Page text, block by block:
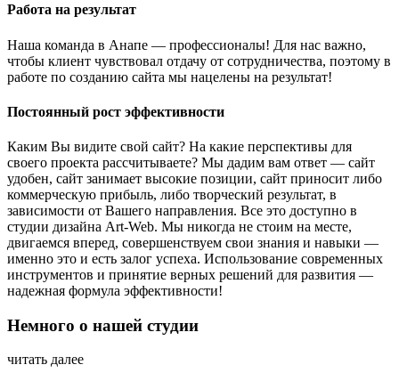
Работа на результат
Наша команда в Анапе — профессионалы! Для нас важно,
чтобы клиент чувствовал отдачу от сотрудничества, поэтому в
работе по созданию сайта мы нацелены на результат!
Постоянный рост эффективности
Каким Вы видите свой сайт? На какие перспективы для
своего проекта рассчитываете? Мы дадим вам ответ — сайт
удобен, сайт занимает высокие позиции, сайт приносит либо
коммерческую прибыль, либо творческий результат, в
зависимости от Вашего направления. Все это доступно в
студии дизайна Art-Web. Мы никогда не стоим на месте,
двигаемся вперед, совершенствуем свои знания и навыки —
именно это и есть залог успеха. Использование современных
инструментов и принятие верных решений для развития —
надежная формула эффективности!
Немного о нашей студии
читать далее